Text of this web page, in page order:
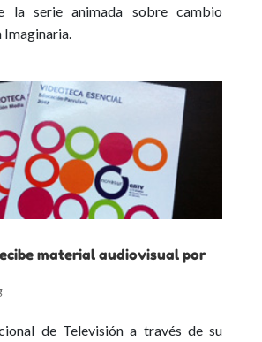
la serie animada sobre cambio
Imaginaria.
material audiovisual por
de Televisión a través de su